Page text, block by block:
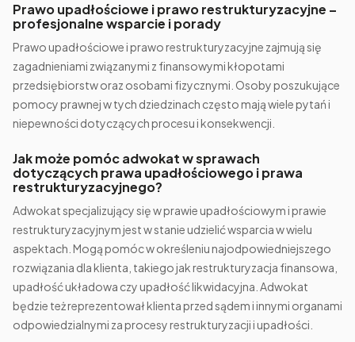
Prawo upadłościowe i prawo restrukturyzacyjne –
profesjonalne wsparcie i porady
Prawo upadłościowe i prawo restrukturyzacyjne zajmują się
zagadnieniami związanymi z finansowymi kłopotami
przedsiębiorstw oraz osobami fizycznymi. Osoby poszukujące
pomocy prawnej w tych dziedzinach często mają wiele pytań i
niepewności dotyczących procesu i konsekwencji.
Jak może pomóc adwokat w sprawach
dotyczących prawa upadłościowego i prawa
restrukturyzacyjnego?
Adwokat specjalizujący się w prawie upadłościowym i prawie
restrukturyzacyjnym jest w stanie udzielić wsparcia w wielu
aspektach. Mogą pomóc w określeniu najodpowiedniejszego
rozwiązania dla klienta, takiego jak restrukturyzacja finansowa,
upadłość układowa czy upadłość likwidacyjna. Adwokat
będzie też reprezentował klienta przed sądem i innymi organami
odpowiedzialnymi za procesy restrukturyzacji i upadłości.